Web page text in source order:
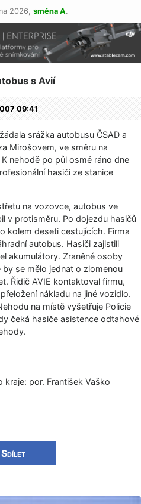
2026, směna A.
s Avií
09:41
srážka autobusu ČSAD a
Mirošovem, ve směru na
nehodě po půl osmé ráno dne
hasiči ze stanice
na vozovce, autobus ve
v protisměru. Po dojezdu hasičů
kolem deseti cestujících. Firma
autobus. Hasiči zajistili
akumulátory. Zraněné osoby
se mělo jednat o zlomenou
Řidič AVIE kontaktoval firmu,
nákladu na jiné vozidlo.
na místě vyšetřuje Policie
čeká hasiče asistence odtahové
kraje: por. František Vaško
Sdílet